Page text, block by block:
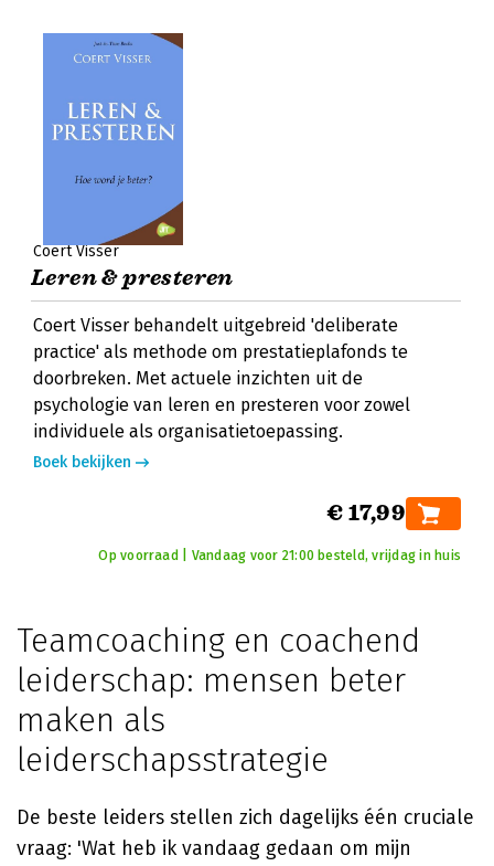
Coert Visser
Leren & presteren
Coert Visser behandelt uitgebreid 'deliberate
practice' als methode om prestatieplafonds te
doorbreken. Met actuele inzichten uit de
psychologie van leren en presteren voor zowel
individuele als organisatietoepassing.
Boek bekijken
€ 17,99
Op voorraad | Vandaag voor 21:00 besteld, vrijdag in huis
Teamcoaching en coachend
leiderschap: mensen beter
maken als
leiderschapsstrategie
De beste leiders stellen zich dagelijks één cruciale
vraag: 'Wat heb ik vandaag gedaan om mijn